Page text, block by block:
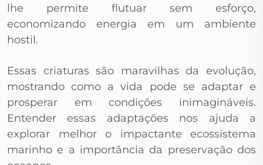
lhe permite flutuar sem esforço,
economizando energia em um ambiente
hostil.
Essas criaturas são maravilhas da evolução,
mostrando como a vida pode se adaptar e
prosperar em condições inimagináveis.
Entender essas adaptações nos ajuda a
explorar melhor o impactante ecossistema
marinho e a importância da preservação dos